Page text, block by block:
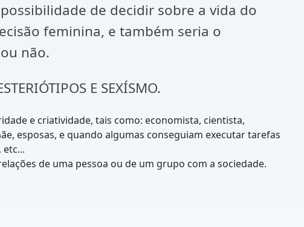
de decidir sobre a vida do
feminina, e também seria o
não.
E SEXÍSMO.
e criatividade, tais como: economista, cientista,
esposas, e quando algumas conseguiam executar tarefas
de uma pessoa ou de um grupo com a sociedade.